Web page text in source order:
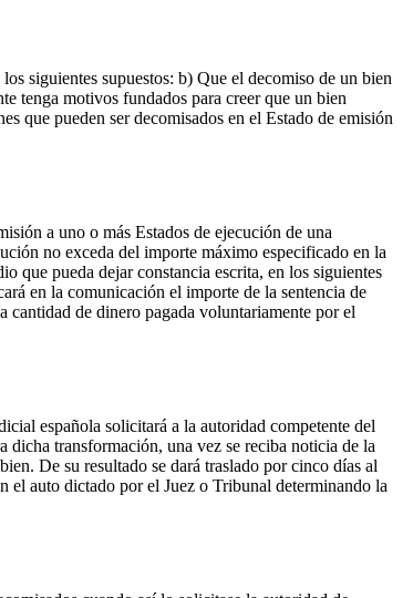
siguientes supuestos: b) Que el decomiso de un bien
tenga motivos fundados para creer que un bien
que pueden ser decomisados en el Estado de emisión
a uno o más Estados de ejecución de una
no exceda del importe máximo especificado en la
que pueda dejar constancia escrita, en los siguientes
en la comunicación el importe de la sentencia de
cantidad de dinero pagada voluntariamente por el
española solicitará a la autoridad competente del
dicha transformación, una vez se reciba noticia de la
De su resultado se dará traslado por cinco días al
el auto dictado por el Juez o Tribunal determinando la